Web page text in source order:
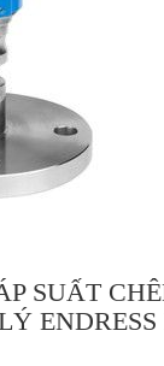
SUẤT